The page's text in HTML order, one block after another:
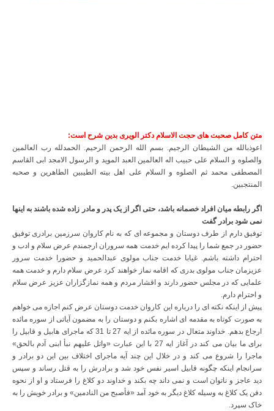
متن کامل صحبت های حجت الاسلام دکتر الویری بدین شرح است:
اعوذبالله من الشیطان الرجیم. بسم الله الرحمن الرحیم. الحمدلله رب العالمین
والصلوه و السلام علی حبیب اله العالمین العبد الموید و الرسول الامجد ابی القاسم
المصطفی محمد ثم الصلوه و السلام علی اهل بیته الطیبین الطاهرین و صحبه
المنتجبین.
اگر رابطه میان افراد خصمانه باشد، حتی اگر از یک پدر و مادر زاده شده باشند به اینها
نمی شود برادر گفت
توفیق دارم از طرف دوستان و مجموعه ای که به نام کاروان سرزمین برادری توفیق
حضور در جمع شما را پیدا کرده ایم خدمت همه سروران ارجمندم عرض سلام و ادب و
احترام داشته باشم. غیابا خدمت جناب مولوی عبدالحمید و حضورا خدمت سرور
عزیزمان جناب مولوی بدری که اقامه نماز خواهند کرد عرض سلام دارم و خدمت همه
علمایی که در مجلس حضور دارند و اقشار مردم و همه نمازگزاران عزیز عرض سلام
و احترام دارم.
پیش از اینکه نکته ای را درباره این کاروان خدمت دوستان عرض کنم اجازه می خواهم
به صورت کوتاه به مقدمه ای اشاره بکنم و دوستان را به مضمون آیاتی از سوره مائده
ارجاع بدهم. خداوند متعال در سوره مائده از ایه 27 تا 31 که ماجرای هابیل و قابیل را
برای ما بیان می کند در آغاز ایه 27 با این عبارت «واتل علیهم نبأ ابنی آدم بالحق»
ماجرا را شروع می کند و در خلال این چند آیه ماجرای اختلاف بین این دو برادر و
سرانجام اینکه چگونه قابیل اسیر نفس خود شد و برادرش را به قتل رساند و سپس
دید عاجز و ناتوان است و نمی داند چه بکند و خداوند دو کلاغ را فرستاد و او از نحوه
دفن یک کلاغ به وسیله کلاغ دیگر به خود آمد «فأصبح من النادمین» و برادر خویش را به
خاک سپرد.